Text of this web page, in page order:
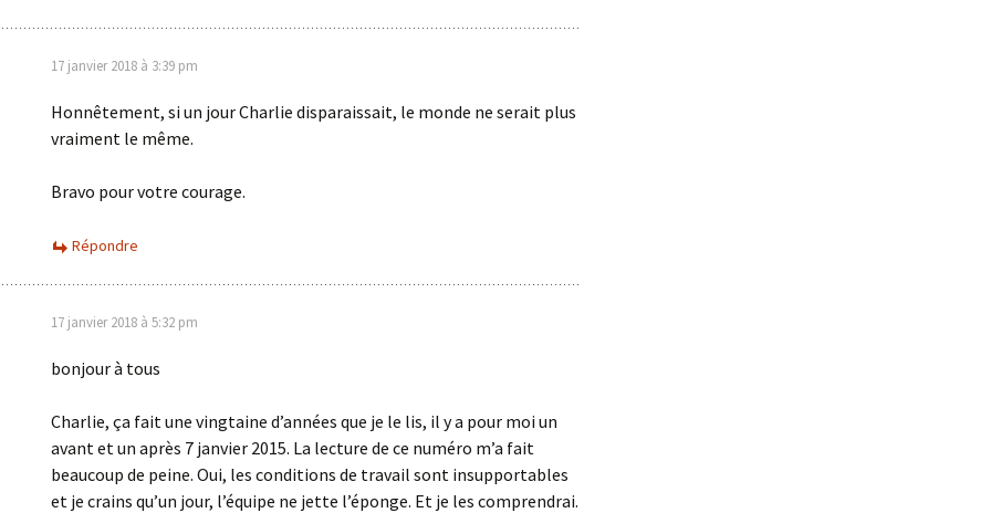
17 janvier 2018 à 3:39 pm
Honnêtement, si un jour Charlie disparaissait, le monde ne serait plus
vraiment le même.
Bravo pour votre courage.
Répondre
17 janvier 2018 à 5:32 pm
bonjour à tous
Charlie, ça fait une vingtaine d’années que je le lis, il y a pour moi un
avant et un après 7 janvier 2015. La lecture de ce numéro m’a fait
beaucoup de peine. Oui, les conditions de travail sont insupportables
et je crains qu’un jour, l’équipe ne jette l’éponge. Et je les comprendrai.